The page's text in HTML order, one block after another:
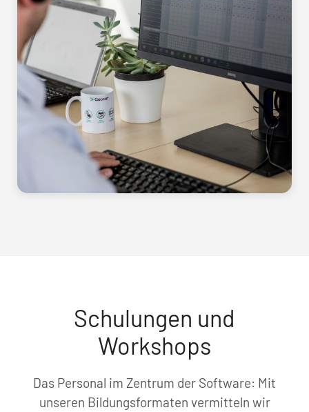
Schulungen und
Workshops
Das Personal im Zentrum der Software: Mit
unseren Bildungsformaten vermitteln wir